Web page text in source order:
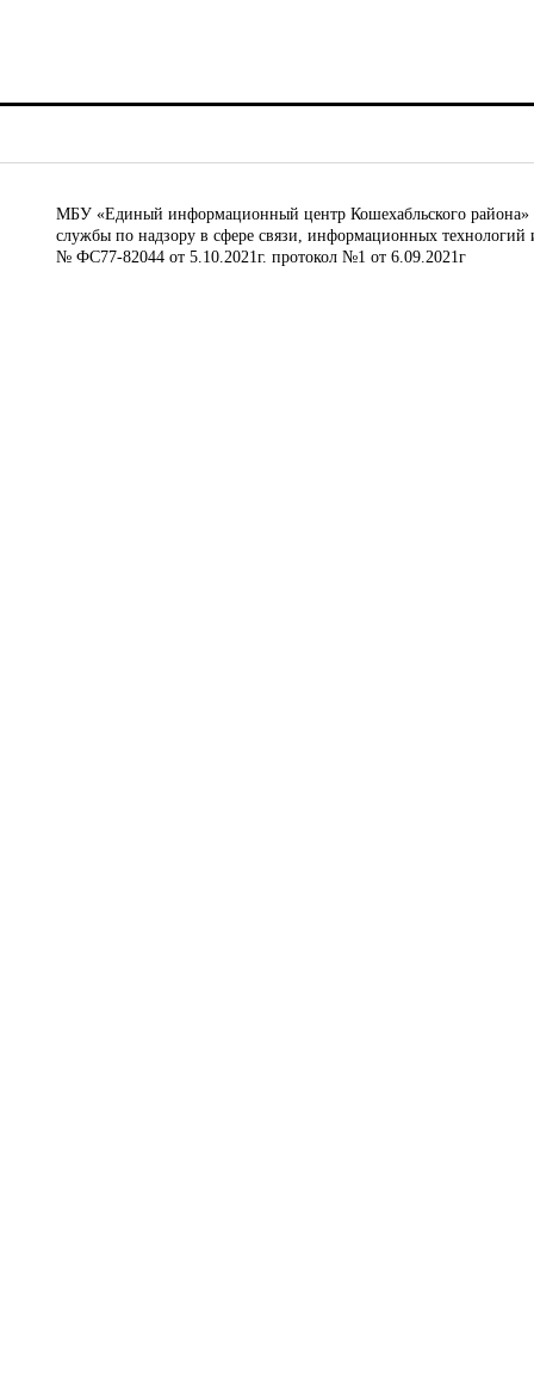
МБУ «Единый информационный центр Кошехабльского района»
службы по надзору в сфере связи, информационных
№ ФС77-82044 от 5.10.2021г. протокол №1 от 6.09.2021г